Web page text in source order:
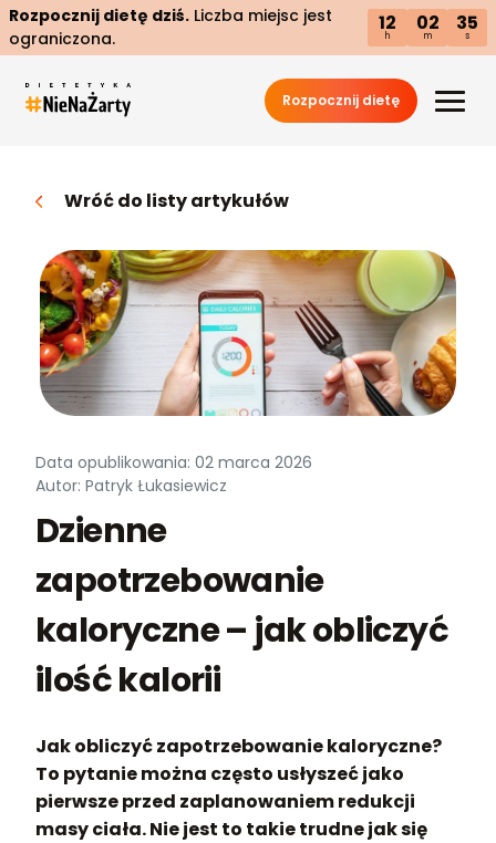
Rozpocznij dietę dziś. Liczba miejsc jest
ograniczona.
12
h
02
m
34
s
Rozpocznij dietę
Wróć do listy artykułów
Data opublikowania: 02 marca 2026
Autor: Patryk Łukasiewicz
Dzienne
zapotrzebowanie
kaloryczne – jak obliczyć
ilość kalorii
Jak obliczyć zapotrzebowanie kaloryczne?
To pytanie można często usłyszeć jako
pierwsze przed zaplanowaniem redukcji
masy ciała. Nie jest to takie trudne jak się